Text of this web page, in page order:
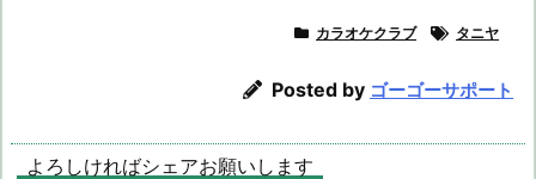
カラオケクラブ タニヤ
Posted by ゴーゴーサポート
よろしければシェアお願いします